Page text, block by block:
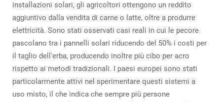
installazioni solari, gli agricoltori ottengono un reddito
aggiuntivo dalla vendita di carne o latte, oltre a produrre
elettricità. Sono stati osservati casi reali in cui le pecore
pascolano tra i pannelli solari riducendo del 50% i costi per
il taglio dell'erba, producendo inoltre più cibo per acro
rispetto ai metodi tradizionali. I paesi europei sono stati
particolarmente attivi nel sperimentare questi sistemi a
uso misto, il che indica che sempre più persone